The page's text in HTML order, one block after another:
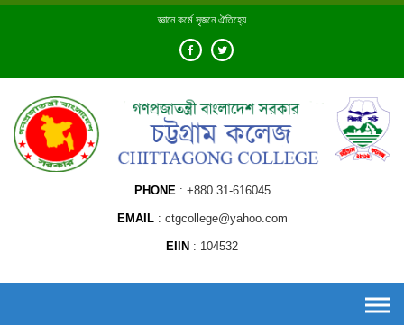
Skip
জ্ঞানে কর্মে সৃজনে ঐতিহ্যে
PHONE +880 31-616045
EMAIL ctgcollege@yahoo.com
EIIN 104532